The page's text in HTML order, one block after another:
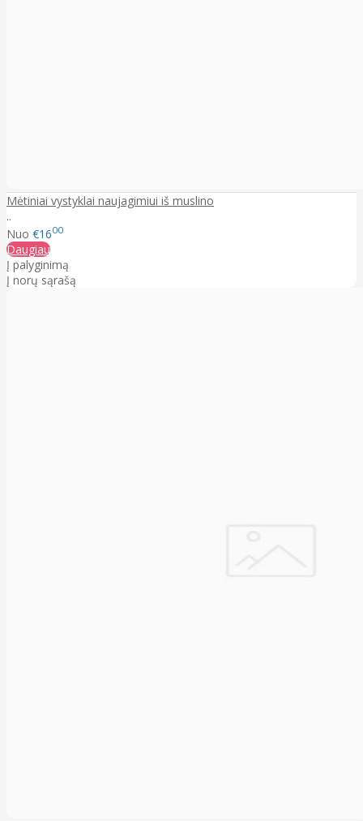
Mėtiniai vystyklai naujagimiui iš muslino
..
Nuo €1600
Daugiau
Į palyginimą
Į norų sąrašą